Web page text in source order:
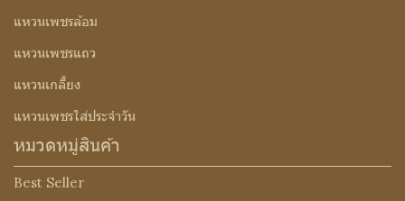
แหวนเพชรล้อม
แหวนเพชรแถว
แหวนเกลี้ยง
แหวนเพชรใส่ประจำวัน
หมวดหมู่สินค้า
Best Seller